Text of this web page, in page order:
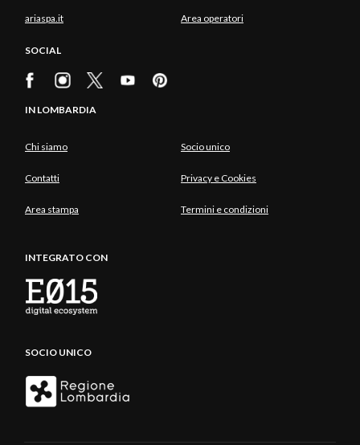
ariaspa.it Area operatori
SOCIAL
IN LOMBARDIA
Chi siamo Socio unico
Contatti Privacy e Cookies
Area stampa Termini e condizioni
INTEGRATO CON
SOCIO UNICO